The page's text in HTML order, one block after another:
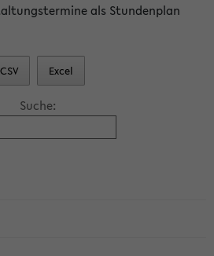
als Stundenplan
CSV Excel
Suche: